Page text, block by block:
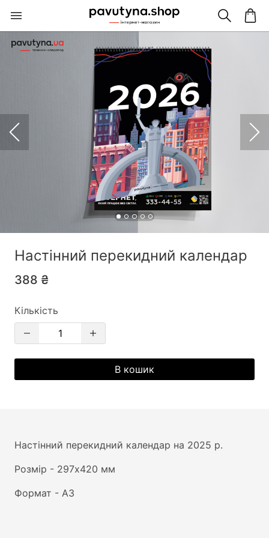
Настінний перекидний календар
388 ₴
Кількість
В кошик
Настінний перекидний календар на 2025 р.
Розмір - 297х420 мм
Формат - А3